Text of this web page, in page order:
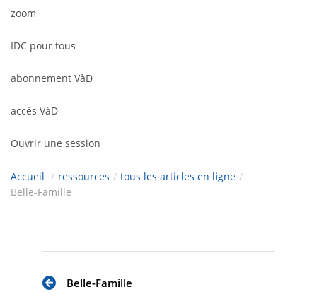
zoom
IDC pour tous
abonnement VàD
accès VàD
Ouvrir une session
Accueil / ressources / tous les articles en ligne /
Belle-Famille
Belle-Famille